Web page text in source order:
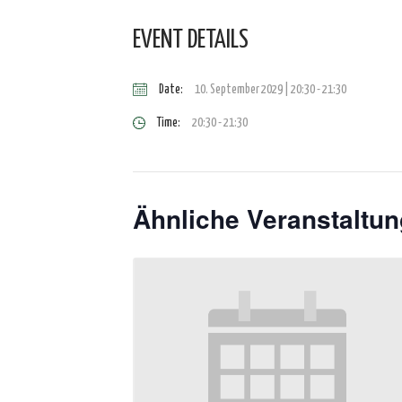
EVENT DETAILS
Date: 10. September 2029 | 20:30-21:30
Time: 20:30 - 21:30
Ähnliche